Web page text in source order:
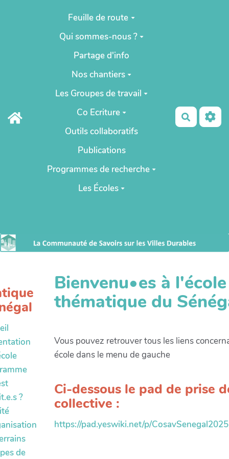
Aller au contenu principal
Feuille de route
Qui sommes-nous ?
Partage d'info
Nos chantiers
Les Groupes de travail
Co Ecriture
Outils collaboratifs
Publications
Programmes de recherche
Les Écoles
?
de
Bienvenu•es à l'école
thématique du
Vous pouvez retrouver tous les liens
école dans le menu de gauche
Ci-dessous le pad de prise
collective :
https://pad.yeswiki.net/p/CosavSenegal2025